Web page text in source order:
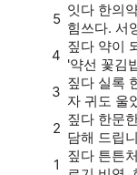
5
잇다 한의
힘쓰다. 서
4
짚다 약이
'약선 꽃김
3
짚다 실록
자 귀도 울
2
짚다 한문
담해 드립
1
짚다 튼튼